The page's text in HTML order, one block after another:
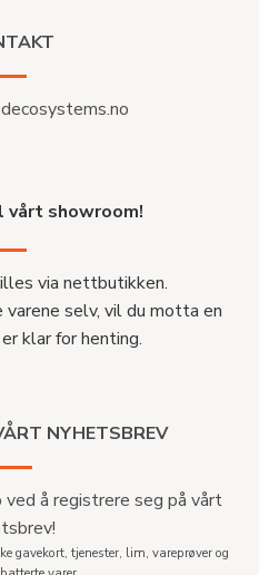
vårt showroom!
via nettbutikken.
varene selv, vil du motta en
klar for henting.
NYHETSBREV
å registrere seg på vårt
gavekort, tjenester, lim, vareprøver og